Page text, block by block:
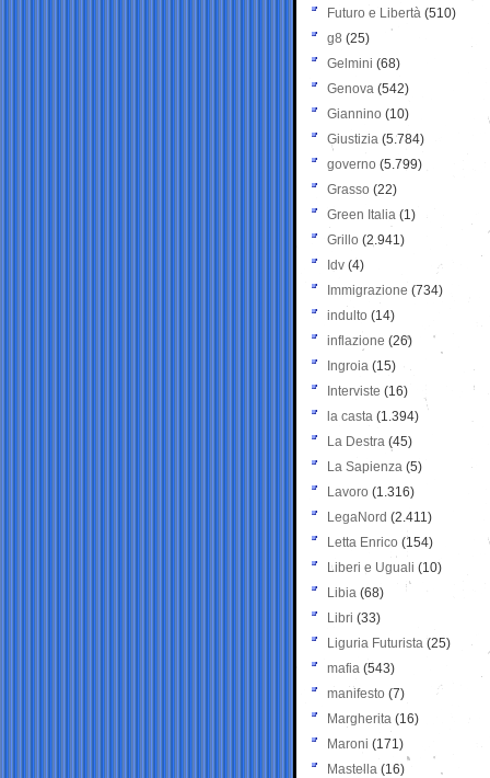
Futuro e Libertà (510)
g8 (25)
Gelmini (68)
Genova (542)
Giannino (10)
Giustizia (5.784)
governo (5.799)
Grasso (22)
Green Italia (1)
Grillo (2.941)
Idv (4)
Immigrazione (734)
indulto (14)
inflazione (26)
Ingroia (15)
Interviste (16)
la casta (1.394)
La Destra (45)
La Sapienza (5)
Lavoro (1.316)
LegaNord (2.411)
Letta Enrico (154)
Liberi e Uguali (10)
Libia (68)
Libri (33)
Liguria Futurista (25)
mafia (543)
manifesto (7)
Margherita (16)
Maroni (171)
Mastella (16)